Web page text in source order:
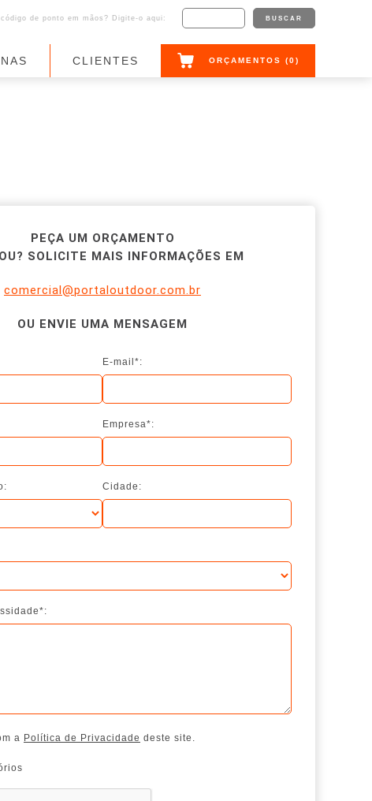
de ponto em mãos? Digite-o aqui:
CLIENTES ORÇAMENTOS (0)
PEÇA UM ORÇAMENTO
SOLICITE MAIS INFORMAÇÕES EM
comercial@portaloutdoor.com.br
OU ENVIE UMA MENSAGEM
E-mail*:
Empresa*:
Cidade:
a Política de Privacidade deste site.